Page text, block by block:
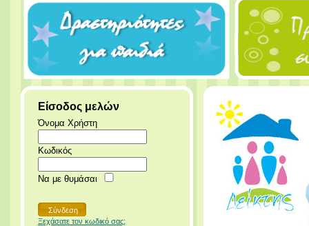
Είσοδος μελών
Όνομα Χρήστη
Κωδικός
Να με θυμάσαι
Ξεχάσατε τον κωδικό σας;